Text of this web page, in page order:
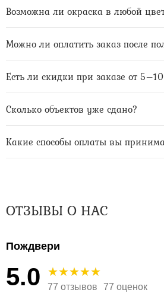
Возможна ли окраска в любой
Можно ли оплатить заказ после
Есть ли скидки при заказе от
Сколько объектов уже сдано?
Какие способы оплаты вы
ОТЗЫВЫ О НАС
Пождвери
5.0 77 отзывов 77 оценок